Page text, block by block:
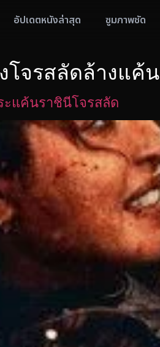
อัปเดตหนังล่าสุด ซูมภาพชัด
โจรสลัดล้างแค้น
แค้นราชินีโจรสลัด